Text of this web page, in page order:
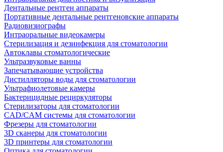
Дентальные рентген аппараты
Портативные дентальные рентгеновские аппараты
Радиовизиографы
Интраоральные видеокамеры
Стерилизация и дезинфекция для стоматологии
Автоклавы стоматологические
Ультразвуковые ванны
Запечатывающие устройства
Дистилляторы воды для стоматологии
Ультрафиолетовые камеры
Бактерицидные рециркуляторы
Стерилизаторы для стоматологии
CAD/CAM системы для стоматологии
Фрезеры для стоматологии
3D cканеры для стоматологии
3D принтеры для стоматологии